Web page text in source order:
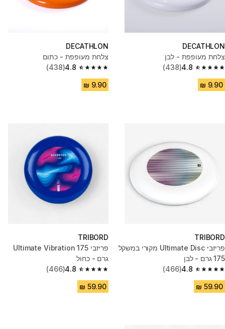
DECATHLON
צלחת מעופפת - לבן
4.8
4.8 out of 5 stars from 438 reviews
(438)
DECATHLON
צלחת מעופפת - כתום
4.8
4.8 out of 5 stars from 438 reviews
(438)
TRIBORD
פריזבי Ultimate Disc מקורי במשקל
175 גרם - לבן
4.8
4.8 out of 5 stars from 466 reviews
(466)
TRIBORD
פריזבי Ultimate Vibration 175
גרם - כחול
4.8
4.8 out of 5 stars from 466 reviews
(466)